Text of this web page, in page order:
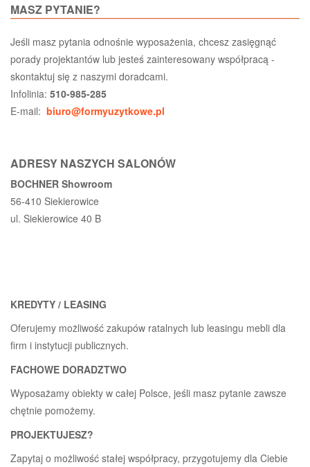
MASZ PYTANIE?
Jeśli masz pytania odnośnie wyposażenia, chcesz zasięgnąć
porady projektantów lub jesteś zainteresowany współpracą -
skontaktuj się z naszymi doradcami.
Infolinia: 510-985-285
E-mail: biuro@formyuzytkowe.pl
ADRESY NASZYCH SALONÓW
BOCHNER Showroom
56-410 Siekierowice
ul. Siekierowice 40 B
KREDYTY / LEASING
Oferujemy możliwość zakupów ratalnych lub leasingu mebli dla
firm i instytucji publicznych.
FACHOWE DORADZTWO
Wyposażamy obiekty w całej Polsce, jeśli masz pytanie zawsze
chętnie pomożemy.
PROJEKTUJESZ?
Zapytaj o możliwość stałej współpracy, przygotujemy dla Ciebie